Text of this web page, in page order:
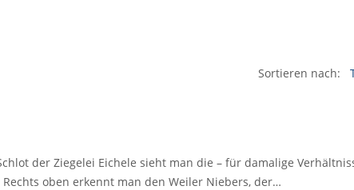
Sortieren nach:
der Ziegelei Eichele sieht man die – für damalige
oben erkennt man den Weiler Niebers, der…